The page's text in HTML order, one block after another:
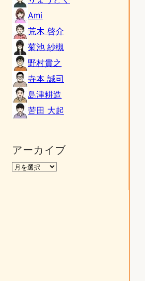
Ami
荒木 啓介
菊池 紗槻
野村貴之
寺本 誠司
島津耕造
苦田 大起
アーカイブ